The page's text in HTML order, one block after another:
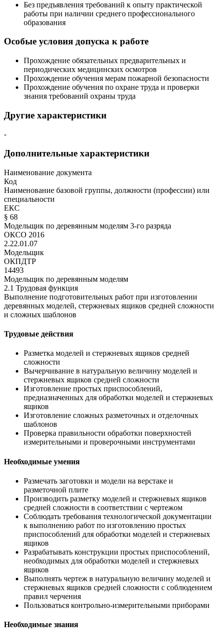
Без предъявления требований к опыту практической
работы при наличии среднего профессионального
образования
Особые условия допуска к работе
Прохождение обязательных предварительных и
периодических медицинских осмотров
Прохождение обучения мерам пожарной безопасности
Прохождение обучения по охране труда и проверки
знания требований охраны труда
Другие характеристики
-
Дополнительные характеристики
Наименование документа
Код
Наименование базовой группы, должности (профессии) или
специальности
ЕКС
§ 68
Модельщик по деревянным моделям 3-го разряда
ОКСО 2016
2.22.01.07
Модельщик
ОКПДТР
14493
Модельщик по деревянным моделям
2.1 Трудовая функция
Выполнение подготовительных работ при изготовлении
деревянных моделей, стержневых ящиков средней сложности
и сложных шаблонов
Трудовые действия
Разметка моделей и стержневых ящиков средней
сложности
Вычерчивание в натуральную величину моделей и
стержневых ящиков средней сложности
Изготовление простых приспособлений,
предназначенных для обработки моделей и стержневых
ящиков
Изготовление сложных разметочных и отделочных
шаблонов
Проверка правильности обработки поверхностей
измерительными и проверочными инструментами
Необходимые умения
Размечать заготовки и модели на верстаке и
разметочной плите
Производить разметку моделей и стержневых ящиков
средней сложности в соответствии с чертежом
Соблюдать требования технологической документации
к выполнению работ по изготовлению простых
приспособлений для обработки моделей и стержневых
ящиков
Разрабатывать конструкции простых приспособлений,
необходимых для обработки моделей и стержневых
ящиков
Выполнять чертеж в натуральную величину моделей и
стержневых ящиков средней сложности с соблюдением
правил черчения
Пользоваться контрольно-измерительными приборами
Необходимые знания